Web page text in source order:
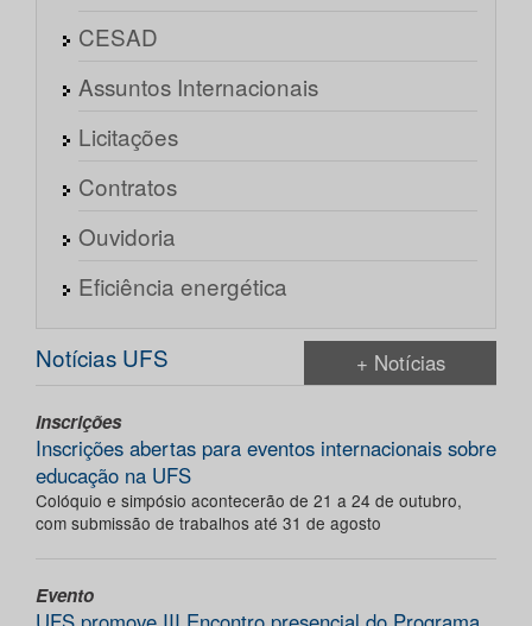
CESAD
Assuntos Internacionais
Licitações
Contratos
Ouvidoria
Eficiência energética
Notícias UFS + Notícias
Inscrições
Inscrições abertas para eventos internacionais sobre
educação na UFS
Colóquio e simpósio acontecerão de 21 a 24 de outubro,
com submissão de trabalhos até 31 de agosto
Evento